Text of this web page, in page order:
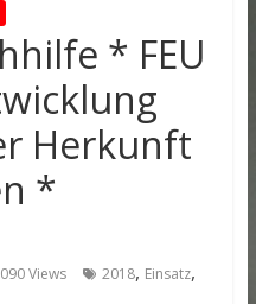
* FEU
Herkunft
*
Views 2018, Einsatz,